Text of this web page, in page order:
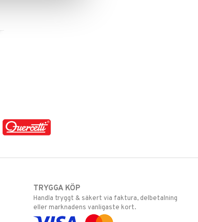
TRYGGA KÖP
Handla tryggt & säkert via faktura, delbetalning
eller marknadens vanligaste kort.